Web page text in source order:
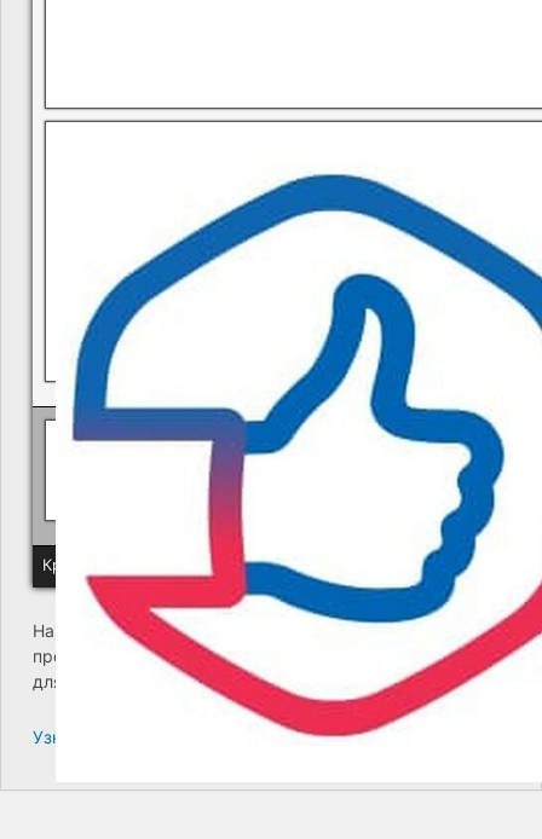
В квитанциях ошибки, в подъезде мусор, сотрудники
Политика КГУП "Камчатский водоканал" в отношении
Краевое государственное унитарное предприятие
На сайте возникла критическая ошибка. Пожалуйста,
проверьте входящие сообщения почты администратора
для дальнейших инструкций.
Узнайте больше про решение проблем с WordPress.